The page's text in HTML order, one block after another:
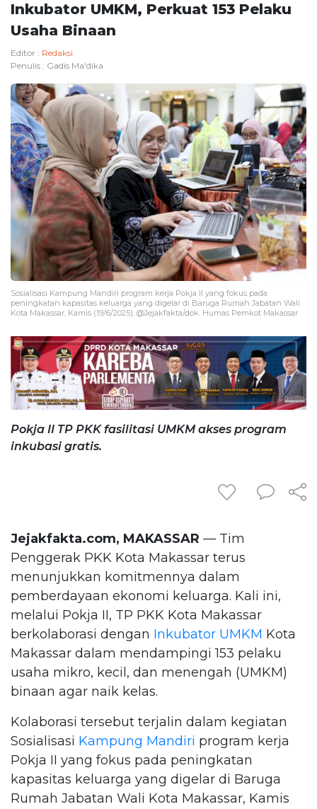
Inkubator UMKM, Perkuat 153 Pelaku
Usaha Binaan
Editor : Redaksi
Penulis : Gadis Ma'dika
Sosialisasi Kampung Mandiri program kerja Pokja II yang fokus pada
peningkatan kapasitas keluarga yang digelar di Baruga Rumah Jabatan Wali
Kota Makassar, Kamis (19/6/2025). @Jejakfakta/dok. Humas Pemkot Makassar
Pokja II TP PKK fasilitasi UMKM akses program
inkubasi gratis.
Jejakfakta.com, MAKASSAR — Tim
Penggerak PKK Kota Makassar terus
menunjukkan komitmennya dalam
pemberdayaan ekonomi keluarga. Kali ini,
melalui Pokja II, TP PKK Kota Makassar
berkolaborasi dengan Inkubator UMKM Kota
Makassar dalam mendampingi 153 pelaku
usaha mikro, kecil, dan menengah (UMKM)
binaan agar naik kelas.
Kolaborasi tersebut terjalin dalam kegiatan
Sosialisasi Kampung Mandiri program kerja
Pokja II yang fokus pada peningkatan
kapasitas keluarga yang digelar di Baruga
Rumah Jabatan Wali Kota Makassar, Kamis